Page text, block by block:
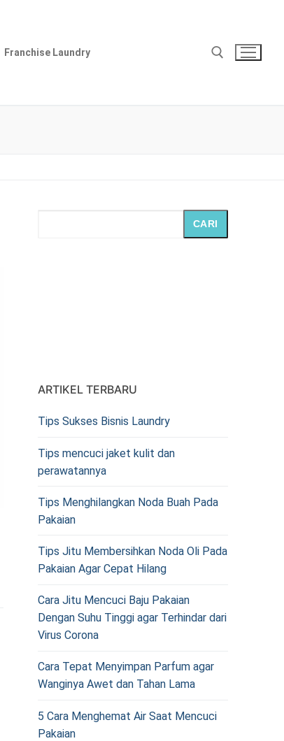
Franchise Laundry
CARI
ARTIKEL TERBARU
Tips Sukses Bisnis Laundry
Tips mencuci jaket kulit dan
perawatannya
Tips Menghilangkan Noda Buah Pada
Pakaian
Tips Jitu Membersihkan Noda Oli Pada
Pakaian Agar Cepat Hilang
Cara Jitu Mencuci Baju Pakaian
Dengan Suhu Tinggi agar Terhindar dari
Virus Corona
Cara Tepat Menyimpan Parfum agar
Wanginya Awet dan Tahan Lama
5 Cara Menghemat Air Saat Mencuci
Pakaian